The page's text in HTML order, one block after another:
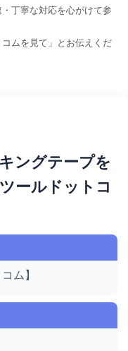
丁寧な対応を心がけて参
ムを見て」とお伝えくだ
ングテープを
ールドットコ
ム】